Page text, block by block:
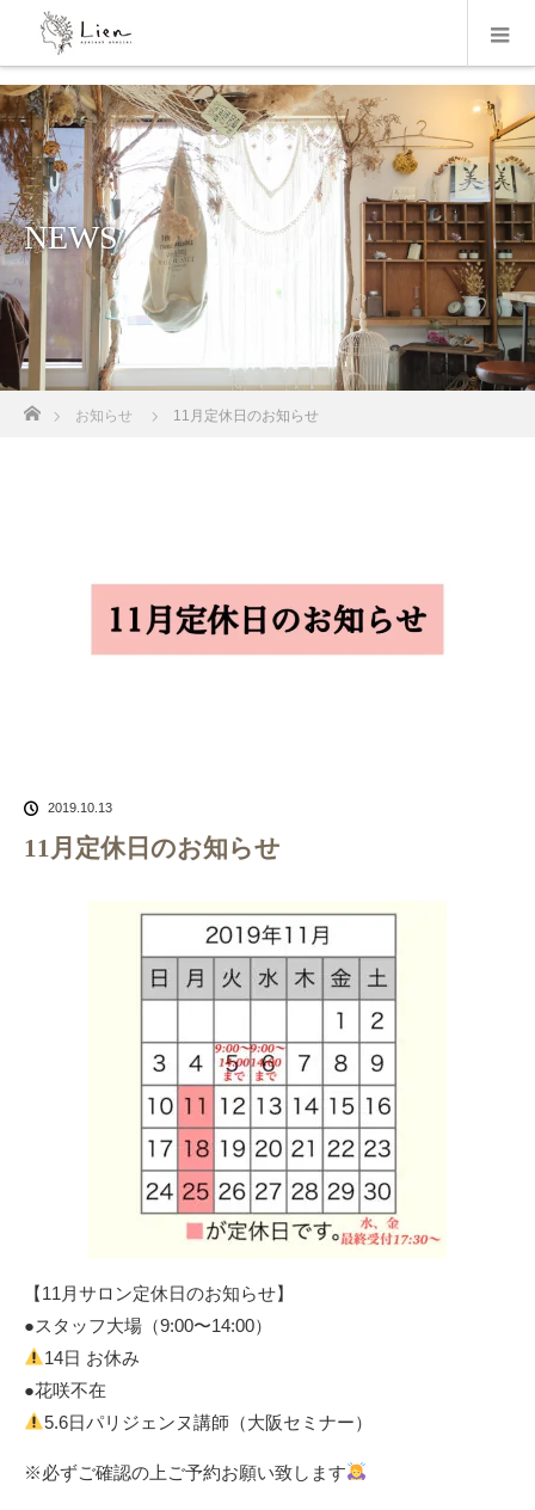
NEWS
ホーム
お知らせ 11月定休日のお知らせ
2019.10.13
11月定休日のお知らせ
【11月サロン定休日のお知らせ】
●スタッフ大場（9:00〜14:00）
14日 お休み
●花咲不在
5.6日パリジェンヌ講師（大阪セミナー）
※必ずご確認の上ご予約お願い致します